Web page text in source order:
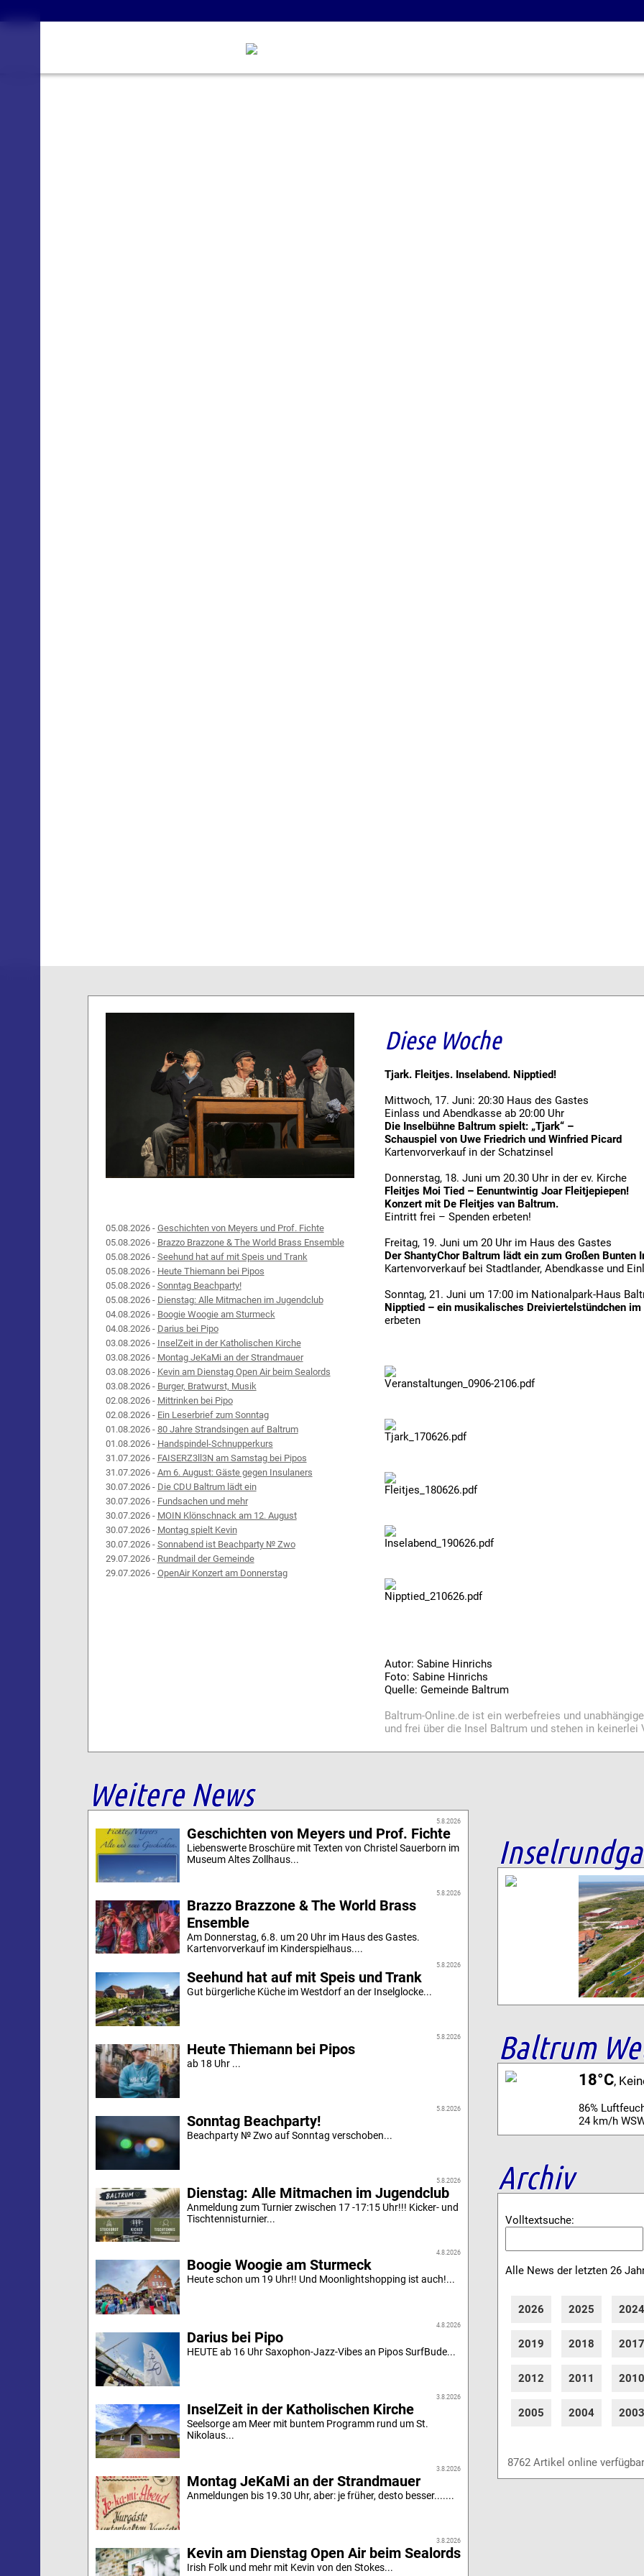
05.08.2026 - Geschichten von Meyers und Prof. Fichte
05.08.2026 - Brazzo Brazzone & The World Brass Ensemble
05.08.2026 - Seehund hat auf mit Speis und Trank
05.08.2026 - Heute Thiemann bei Pipos
05.08.2026 - Sonntag Beachparty!
05.08.2026 - Dienstag: Alle Mitmachen im Jugendclub
04.08.2026 - Boogie Woogie am Sturmeck
04.08.2026 - Darius bei Pipo
03.08.2026 - InselZeit in der Katholischen Kirche
03.08.2026 - Montag JeKaMi an der Strandmauer
03.08.2026 - Kevin am Dienstag Open Air beim Sealords
03.08.2026 - Burger, Bratwurst, Musik
02.08.2026 - Mittrinken bei Pipo
02.08.2026 - Ein Leserbrief zum Sonntag
01.08.2026 - 80 Jahre Strandsingen auf Baltrum
01.08.2026 - Handspindel-Schnupperkurs
31.07.2026 - FAISERZ3ll3N am Samstag bei Pipos
31.07.2026 - Am 6. August: Gäste gegen Insulaners
30.07.2026 - Die CDU Baltrum lädt ein
30.07.2026 - Fundsachen und mehr
30.07.2026 - MOIN Klönschnack am 12. August
30.07.2026 - Montag spielt Kevin
30.07.2026 - Sonnabend ist Beachparty № Zwo
29.07.2026 - Rundmail der Gemeinde
29.07.2026 - OpenAir Konzert am Donnerstag
Diese Woche
Tjark. Fleitjes. Inselabend. Nipptied!
Mittwoch, 17. Juni: 20:30 Haus des Gastes
Einlass und Abendkasse ab 20:00 Uhr
Die Inselbühne Baltrum spielt: „Tjark“ –
Schauspiel von Uwe Friedrichund Winfried Picard
Kartenvorverkauf in der Schatzinsel
Donnerstag, 18. Juni um 20.30 Uhr in der ev. Kirche
Fleitjes Moi Tied – Eenuntwintig Joar Fleitjepiepen!
Konzert mit De Fleitjes van Baltrum.
Eintritt frei – Spenden erbeten!
Freitag, 19. Juni um 20 Uhr im Haus des Gastes
Der ShantyChor Baltrum lädt ein zum Großen Bunten
Kartenvorverkauf bei Stadtlander, Abendkasse und
Sonntag, 21. Juni um 17:00 im Nationalpark-Haus
Nipptied – ein musikalisches Dreiviertelstündchen
erbeten
Veranstaltungen_0906-2106.pdf
Tjark_170626.pdf
Fleitjes_180626.pdf
Inselabend_190626.pdf
Nipptied_210626.pdf
Autor: Sabine Hinrichs
Foto: Sabine Hinrichs
Quelle: Gemeinde Baltrum
Baltrum-Online.de ist ein werbefreies und
und frei über die Insel Baltrum und stehen in keinerlei
Weitere News
5.8.2026
Geschichten von Meyers und Prof. Fichte
Liebenswerte Broschüre mit Texten von Christel Sauerborn im
Museum Altes Zollhaus...
5.8.2026
Brazzo Brazzone & The World Brass
Ensemble
Am Donnerstag, 6.8. um 20 Uhr im Haus des Gastes.
Kartenvorverkauf im Kinderspielhaus....
5.8.2026
Seehund hat auf mit Speis und Trank
Gut bürgerliche Küche im Westdorf an der Inselglocke...
5.8.2026
Heute Thiemann bei Pipos
ab 18 Uhr ...
5.8.2026
Sonntag Beachparty!
Beachparty № Zwo auf Sonntag verschoben...
5.8.2026
Dienstag: Alle Mitmachen im Jugendclub
Anmeldung zum Turnier zwischen 17 -17:15 Uhr!!! Kicker- und
Tischtennisturnier...
4.8.2026
Boogie Woogie am Sturmeck
Heute schon um 19 Uhr!! Und Moonlightshopping ist auch!...
4.8.2026
Darius bei Pipo
HEUTE ab 16 Uhr Saxophon-Jazz-Vibes an Pipos SurfBude...
3.8.2026
InselZeit in der Katholischen Kirche
Seelsorge am Meer mit buntem Programm rund um St.
Nikolaus...
3.8.2026
Montag JeKaMi an der Strandmauer
Anmeldungen bis 19.30 Uhr, aber: je früher, desto besser.......
3.8.2026
Kevin am Dienstag Open Air beim Sealords
Irish Folk und mehr mit Kevin von den Stokes...
Baltrum
18°C,
86%
24 km/h
Archiv
Volltextsuche:
Alle News der letzten 26
2026 2025
2019 2018
2012 2011
2005 2004
8762 Artikel online